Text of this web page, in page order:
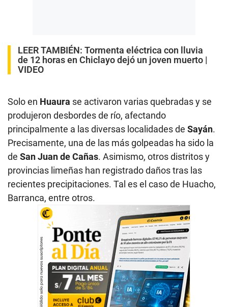
LEER TAMBIÉN: Tormenta eléctrica con lluvia
de 12 horas en Chiclayo dejó un joven muerto |
VIDEO
Solo en Huaura se activaron varias quebradas y se
produjeron desbordes de río, afectando
principalmente a las diversas localidades de Sayán.
Precisamente, una de las más golpeadas ha sido la
de San Juan de Cañas. Asimismo, otros distritos y
provincias limeñas han registrado daños tras las
recientes precipitaciones. Tal es el caso de Huacho,
Barranca, entre otros.